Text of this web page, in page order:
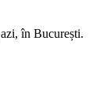
în București.